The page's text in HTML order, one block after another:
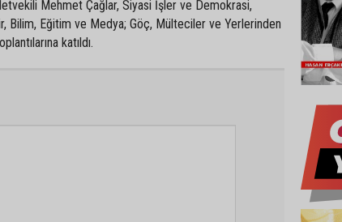
Mehmet Çağlar, Siyasi İşler ve Demokrasi,
Bilim, Eğitim ve Medya; Göç, Mülteciler ve Yerlerinden
katıldı.